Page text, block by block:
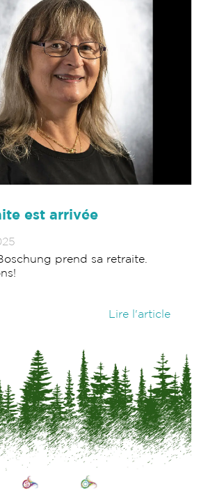
est arrivée
prend sa retraite.
Lire l'article